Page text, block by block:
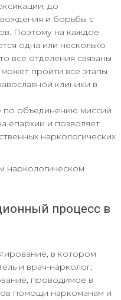
до
и борьбы с
Поэтому на каждое
одна или несколько
все отделения связаны
пройти все этапы
клиники в
объединению миссий
епархии и позволяет
наркологических
процесс в
в котором
и врач-нарколог;
проводимое в
помощи наркоманам и